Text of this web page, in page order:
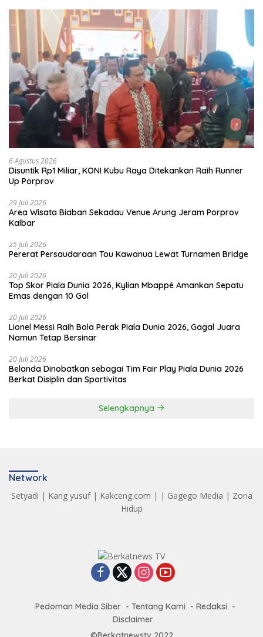
6 Agustus 2026
Disuntik Rp1 Miliar, KONI Kubu Raya Ditekankan Raih Runner
Up Porprov
29 Juli 2026
Area Wisata Biaban Sekadau Venue Arung Jeram Porprov
Kalbar
25 Juli 2026
Pererat Persaudaraan Tou Kawanua Lewat Turnamen Bridge
20 Juli 2026
Top Skor Piala Dunia 2026, Kylian Mbappé Amankan Sepatu
Emas dengan 10 Gol
20 Juli 2026
Lionel Messi Raih Bola Perak Piala Dunia 2026, Gagal Juara
Namun Tetap Bersinar
20 Juli 2026
Belanda Dinobatkan sebagai Tim Fair Play Piala Dunia 2026
Berkat Disiplin dan Sportivitas
Selengkapnya
Network
Setyadi | Kang yusuf| Kakceng.com | | Gagego Media | Zona
Hidup
Pedoman Media Siber Tentang Kami
Redaksi
Disclaimer